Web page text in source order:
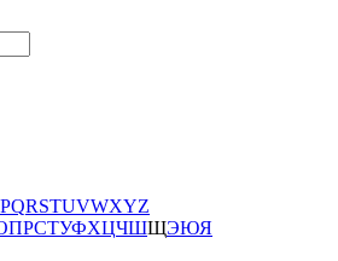
PQRSTUVWXYZ
ПРСТУФХЦЧШЩЭЮЯ